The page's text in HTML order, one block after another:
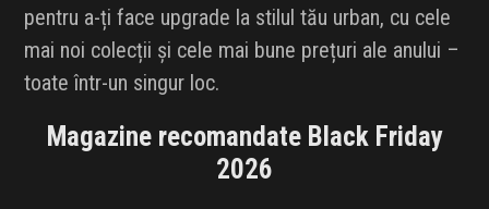
pentru a-ți face upgrade la stilul tău urban, cu cele
mai noi colecții și cele mai bune prețuri ale anului –
toate într-un singur loc.
Magazine recomandate Black Friday
2026